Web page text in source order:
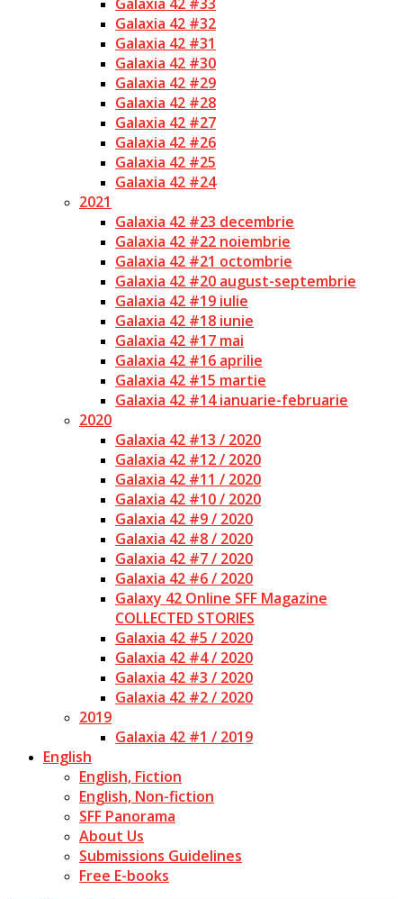
Galaxia 42 #32
Galaxia 42 #31
Galaxia 42 #30
Galaxia 42 #29
Galaxia 42 #28
Galaxia 42 #27
Galaxia 42 #26
Galaxia 42 #25
Galaxia 42 #24
2021
Galaxia 42 #23 decembrie
Galaxia 42 #22 noiembrie
Galaxia 42 #21 octombrie
Galaxia 42 #20 august-septembrie
Galaxia 42 #19 iulie
Galaxia 42 #18 iunie
Galaxia 42 #17 mai
Galaxia 42 #16 aprilie
Galaxia 42 #15 martie
Galaxia 42 #14 ianuarie-februarie
2020
Galaxia 42 #13 / 2020
Galaxia 42 #12 / 2020
Galaxia 42 #11 / 2020
Galaxia 42 #10 / 2020
Galaxia 42 #9 / 2020
Galaxia 42 #8 / 2020
Galaxia 42 #7 / 2020
Galaxia 42 #6 / 2020
Galaxy 42 Online SFF Magazine
COLLECTED STORIES
Galaxia 42 #5 / 2020
Galaxia 42 #4 / 2020
Galaxia 42 #3 / 2020
Galaxia 42 #2 / 2020
2019
Galaxia 42 #1 / 2019
English
English, Fiction
English, Non-fiction
SFF Panorama
About Us
Submissions Guidelines
Free E-books